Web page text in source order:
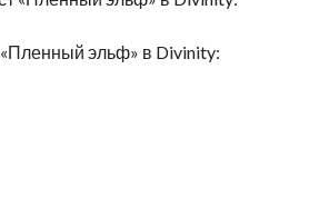
«Пленный эльф» в Divinity: